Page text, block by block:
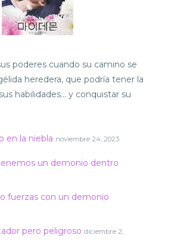
poderes cuando su camino se
heredera, que podría tener la
habilidades… y conquistar su
en la niebla noviembre 24, 2023
un demonio dentro
fuerzas con un demonio
pero peligroso diciembre 2,